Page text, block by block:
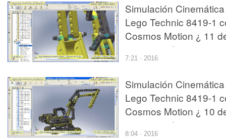
Simulación Cinemática
Lego Technic 8419-1
Cosmos Motion ¿ 11
11 - no audio
7:21 · 2016
Simulación Cinemática
Lego Technic 8419-1
Cosmos Motion ¿ 10
11 - no audio
8:04 · 2016